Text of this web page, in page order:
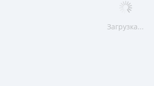
Загрузка...